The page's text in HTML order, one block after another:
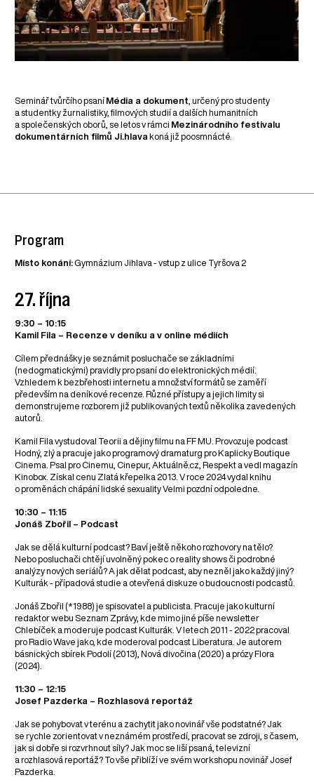
Seminář tvůrčího psaní Média a dokument , určený pro studenty
a studentky žurnalistiky, filmových studií a dalších humanitních
a společenských oborů, se letos v rámci Mezinárodního festivalu
dokumentárních filmů Ji.hlava koná již poosmnácté.
Program
Místo konání:Gymnázium Jihlava - vstup z ulice Tyršova 2
27. října
9:30 – 10:15
Kamil Fila – Recenze v deníku a v online médiích
Cílem přednášky je seznámit posluchače se základními
(nedogmatickými) pravidly pro psaní do elektronických médií.
Vzhledem k bezbřehosti internetu a množství formátů se zaměří
především na deníkové recenze. Různé přístupy a jejich limity si
demonstrujeme rozborem již publikovaných textů několika zavedených
autorů.
Kamil Fila vystudoval Teorii a dějiny filmu na FF MU. Provozuje podcast
Hodný, zlý a pracuje jako programový dramaturg pro Kaplicky Boutique
Cinema. Psal pro Cinemu, Cinepur, Aktuálně.cz, Respekt a vedl magazín
Kinobox. Získal cenu Zlatá křepelka 2013. V roce 2024 vydal knihu
o proměnách chápání lidské sexuality Velmi pozdní odpoledne.
10:30 – 11:15
Jonáš Zbořil – Podcast
Jak se dělá kulturní podcast? Baví ještě někoho rozhovory na tělo?
Nebo posluchači chtějí uvolněný pokec o reality shows či podrobné
analýzy nových seriálů? A jak dělat podcast, aby nezněl jako každý jiný?
Kulturák - případová studie a otevřená diskuze o budoucnosti podcastů.
Jonáš Zbořil (*1988) je spisovatel a publicista. Pracuje jako kulturní
redaktor webu Seznam Zprávy, kde mimo jiné píše newsletter
Chlebíček a moderuje podcast Kulturák. V letech 2011 - 2022 pracoval
pro Radio Wave jako, kde moderoval podcast Liberatura. Je autorem
básnických sbírek Podolí (2013), Nová divočina (2020) a prózy Flora
(2024).
11:30 – 12:15
Josef Pazderka – Rozhlasová reportáž
Jak se pohybovat v terénu a zachytit jako novinář vše podstatné? Jak
se rychle zorientovat v neznámém prostředí, pracovat se zdroji, s časem,
jak si dobře si rozvrhnout síly? Jak moc se liší psaná, televizní
a rozhlasová reportáž? To vše přiblíží ve svém workshopu novinář Josef
Pazderka.